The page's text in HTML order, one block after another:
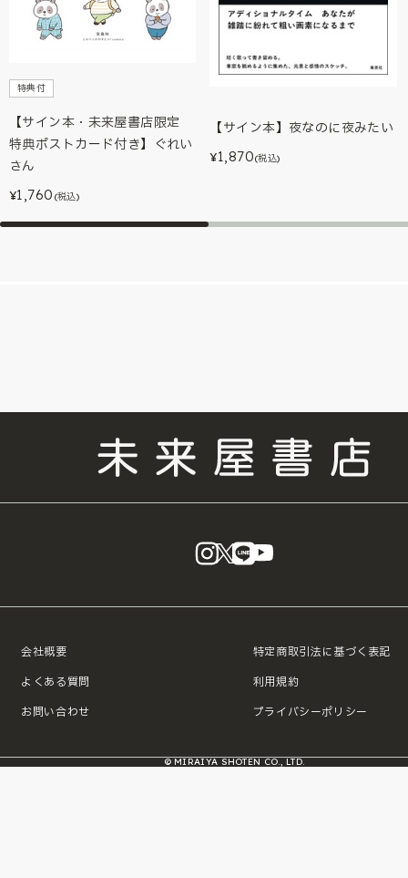
特典付
【サイン本・未来屋書店限定
特典ポストカード付き】ぐれい
さん
¥1,760 (税込)
【サイン本】夜なのに夜みたい
¥1,870(税込)
instagram
X LINE
会社概要
よくある質問
お問い合わせ
特定商取引法に基づく表記
利用規約
プライバシーポリシー
© MIRAIYA SHOTEN CO., LTD.